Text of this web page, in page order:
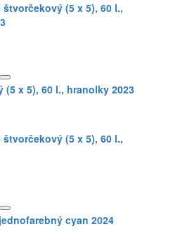
štvorčekový (5 x 5), 60 l.,
x 5), 60 l., hranolky 2023
štvorčekový (5 x 5), 60 l.,
cyan 2024